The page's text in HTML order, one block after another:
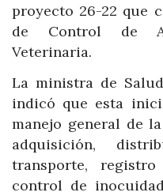
proyecto 26-22 que
de Control de
Veterinaria.
La ministra de
indicó que esta
manejo general de
adquisición,
transporte,
control de